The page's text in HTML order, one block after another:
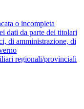
o incompleta
dati da parte dei titolari
di amministrazione, di
regionali/provinciali